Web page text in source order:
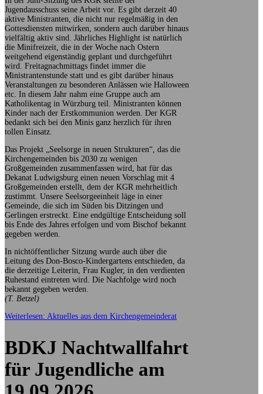
Jugendausschuss seine Arbeit vor. Es gibt derzeit 40
aktive Ministranten, die nicht nur regelmäßig in den
Gottesdiensten mitwirken, sondern auch darüber hinaus
vielfältig aktiv sind. Jährliches Highlight ist natürlich
die Minifreizeit, die in der Woche nach Ostern
weitgehend eigenständig geplant und durchgeführt
wird. Freitagnachmittags findet immer die
Ministrantenstunde statt und es gibt darüber hinaus
Veranstaltungen zu besonderen Anlässen wie Halloween
etc. In diesem Jahr nahm eine Gruppe auch am
Katholikentag in Würzburg teil. Ministranten können
Kinder nach der Erstkommunion werden. Der KGR
bedankt sich bei den Minis ganz herzlich für ihren
tollen Einsatz.
Das Projekt „Seelsorge in neuen Strukturen“, das die
Kirchengemeinden bis 2030 zu wenigen
Großgemeinden zusammenfassen wird, hat für das
Dekanat Ludwigsburg einen neuen Vorschlag mit 4
Großgemeinden erstellt, dem der KGR mehrheitlich
zustimmt. Unsere Seelsorgeeinheit läge in einer
Gemeinde, die sich im Süden bis Ditzingen und
Gerlingen erstreckt. Eine endgültige Entscheidung soll
bis Ende des Jahres erfolgen und vom Bischof bekannt
gegeben werden.
In nichtöffentlicher Sitzung wurde auch über die
Leitung des Don-Bosco-Kindergartens entschieden, da
die derzeitige Leiterin, Frau Kugler, in den verdienten
Ruhestand eintreten wird. Die Nachfolge wird noch
bekannt gegeben werden.
(T. Betzel)
Weiterlesen: Aktuelles aus dem Kirchengemeinderat
BDKJ Nachtwallfahrt
für Jugendliche am